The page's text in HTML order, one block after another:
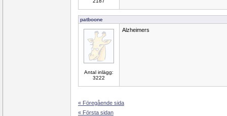
patboone
Antal inlägg:
3222
Alzheimers
« Föregående sida
« Första sidan